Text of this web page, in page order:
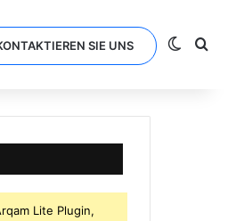
SIE UNS
Lite Plugin,